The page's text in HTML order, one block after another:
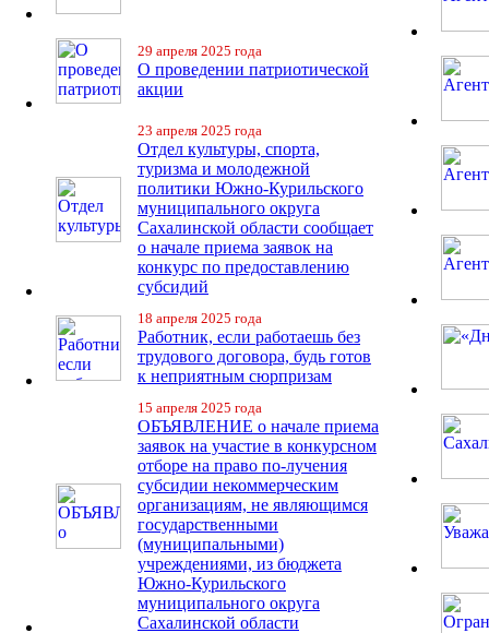
29 апреля 2025 года
О проведении патриотической
акции
23 апреля 2025 года
Отдел культуры, спорта,
туризма и молодежной
политики Южно-Курильского
муниципального округа
Сахалинской области сообщает
о начале приема заявок на
конкурс по предоставлению
субсидий
18 апреля 2025 года
Работник, если работаешь без
трудового договора, будь готов
к неприятным сюрпризам
15 апреля 2025 года
ОБЪЯВЛЕНИЕ о начале приема
заявок на участие в конкурсном
отборе на право по-лучения
субсидии некоммерческим
организациям, не являющимся
государственными
(муниципальными)
учреждениями, из бюджета
Южно-Курильского
муниципального округа
Сахалинской области